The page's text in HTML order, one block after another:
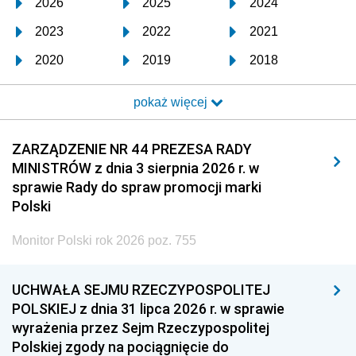
2026 2025 2024
2023 2022 2021
2020 2019 2018
2017 2016 2015
2014 2013 2012
2011 2010 2009
2008 2007 2006
2005
1996 1995 1994
1993 1992 1991
1990 1989
pokaż więcej
ZARZĄDZENIE NR 44 PREZESA RADY
MINISTRÓW z dnia 3 sierpnia 2026 r. w
sprawie Rady do spraw promocji marki
Polski
Monitor Polski rok 2026 poz. 755
UCHWAŁA SEJMU RZECZYPOSPOLITEJ
POLSKIEJ z dnia 31 lipca 2026 r. w sprawie
wyrażenia przez Sejm Rzeczypospolitej
Polskiej zgody na pociągnięcie do